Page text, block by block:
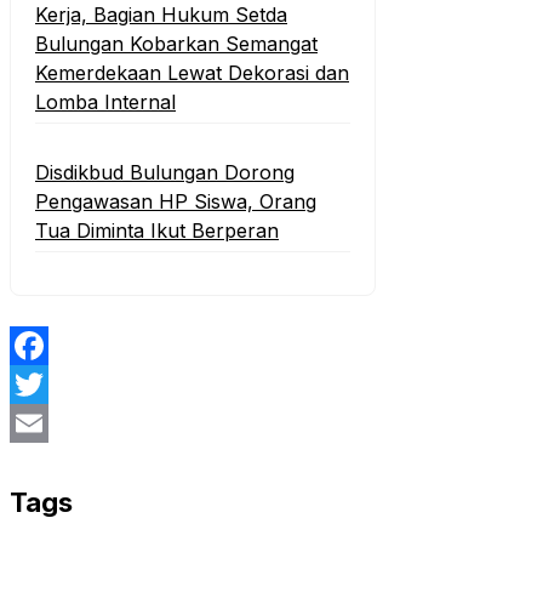
Kerja, Bagian Hukum Setda
Bulungan Kobarkan Semangat
Kemerdekaan Lewat Dekorasi dan
Lomba Internal
Disdikbud Bulungan Dorong
Pengawasan HP Siswa, Orang
Tua Diminta Ikut Berperan
Facebook
Twitter
Tags